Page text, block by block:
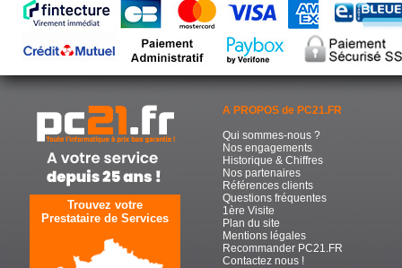
Trouvez votre
Prestataire de Services
A PROPOS de PC21.FR
Qui sommes-nous ?
Nos engagements
Historique & Chiffres
Nos partenaires
Références clients
Questions fréquentes
1ère Visite
Plan du site
Mentions légales
Recommander PC21.FR
Contactez nous !